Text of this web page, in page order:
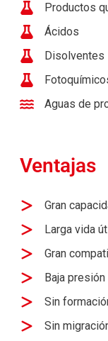
Productos
Ácidos
Disolventes
Aguas de
Ventajas
Gran
Larga vida
Gran
Baja
Sin
Sin